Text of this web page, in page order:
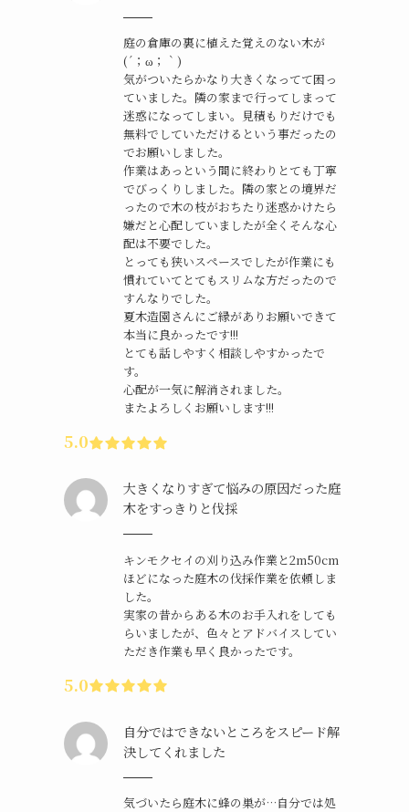
庭の倉庫の裏に植えた覚えのない木が
(´；ω；｀)
気がついたらかなり大きくなってて困っ
ていました。隣の家まで行ってしまって
迷惑になってしまい。見積もりだけでも
無料でしていただけるという事だったの
でお願いしました。
作業はあっという間に終わりとても丁寧
でびっくりしました。隣の家との境界だ
ったので木の枝がおちたり迷惑かけたら
嫌だと心配していましたが全くそんな心
配は不要でした。
とっても狭いスペースでしたが作業にも
慣れていてとてもスリムな方だったので
すんなりでした。
夏木造園さんにご縁がありお願いできて
本当に良かったです!!!
とても話しやすく相談しやすかったで
す。
心配が一気に解消されました。
またよろしくお願いします!!!
5.0
大きくなりすぎて悩みの原因だった庭
木をすっきりと伐採
キンモクセイの刈り込み作業と2m50cm
ほどになった庭木の伐採作業を依頼しま
した。
実家の昔からある木のお手入れをしても
らいましたが、色々とアドバイスしてい
ただき作業も早く良かったです。
5.0
自分ではできないところをスピード解
決してくれました
気づいたら庭木に蜂の巣が…自分では処